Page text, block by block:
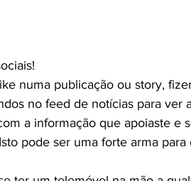
no feed de notícias para ver
a informação que apoiaste e
pode ser uma forte arma para